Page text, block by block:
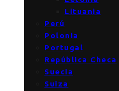
Lituania
Perú
Polonia
Portugal
República Checa
Suecia
Suiza